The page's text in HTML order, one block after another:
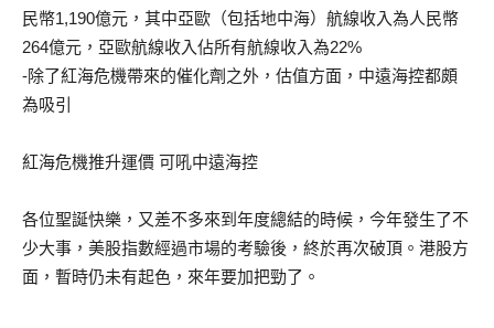
民幣1,190億元，其中亞歐（包括地中海）航線收入為人民幣
264億元，亞歐航線收入佔所有航線收入為22%
-除了紅海危機帶來的催化劑之外，估值方面，中遠海控都頗
為吸引
紅海危機推升運價 可吼中遠海控
各位聖誕快樂，又差不多來到年度總結的時候，今年發生了不
少大事，美股指數經過市場的考驗後，終於再次破頂。港股方
面，暫時仍未有起色，來年要加把勁了。